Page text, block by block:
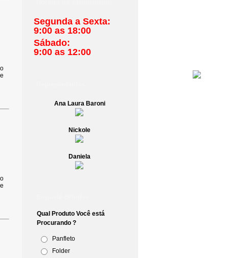
Segunda a Sexta:
9:00 as 18:00
Sábado:
9:00 as 12:00
Ana Laura Baroni
Nickole
Daniela
Qual Produto Você está
Procurando ?
Panfleto
Folder